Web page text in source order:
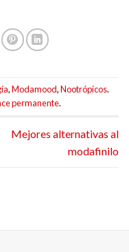
,Modamood,Nootrópicos.
permanente.
Mejores alternativas al
modafinilo